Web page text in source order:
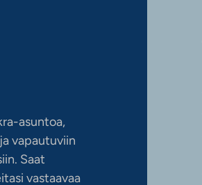
asuntoa,
vapautuviin
Saat
vastaavaa